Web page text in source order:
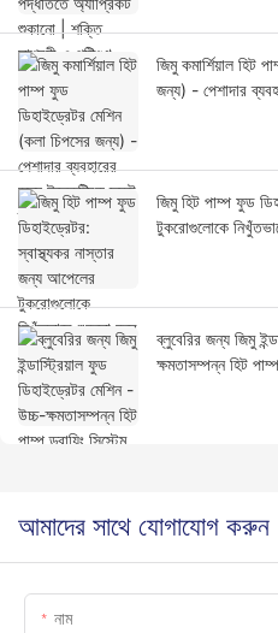
জিমু কমার্শিয়াল হিট
জন্য) - পেশাদার
জিমু হিট পাম্প ফুড
টুকরোগুলোকে
ব্লুবেরির জন্য জিমু
ক্ষমতাসম্পন্ন হিট
আমাদের সাথে যোগাযোগ করুন
নাম